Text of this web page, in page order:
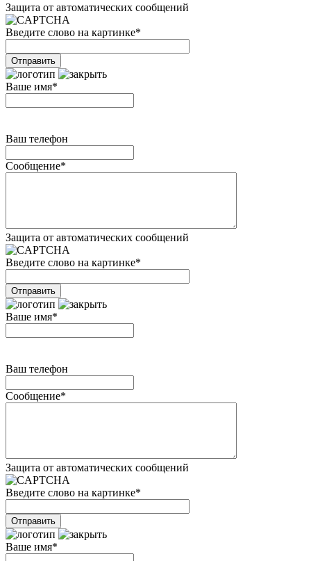
Защита от автоматических сообщений
Введите слово на картинке*
Ваше имя*
Ваш телефон
Сообщение*
Защита от автоматических сообщений
Введите слово на картинке*
Ваше имя*
Ваш телефон
Сообщение*
Защита от автоматических сообщений
Введите слово на картинке*
Ваше имя*